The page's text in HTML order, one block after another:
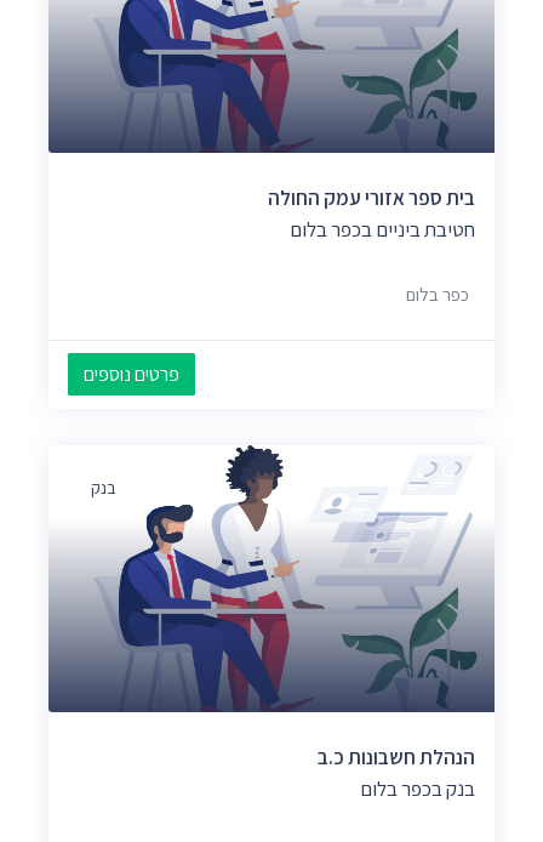
בית ספר אזורי עמק החולה
חטיבת ביניים בכפר בלום
כפר בלום
פרטים נוספים
בנק
הנהלת חשבונות כ.ב
בנק בכפר בלום